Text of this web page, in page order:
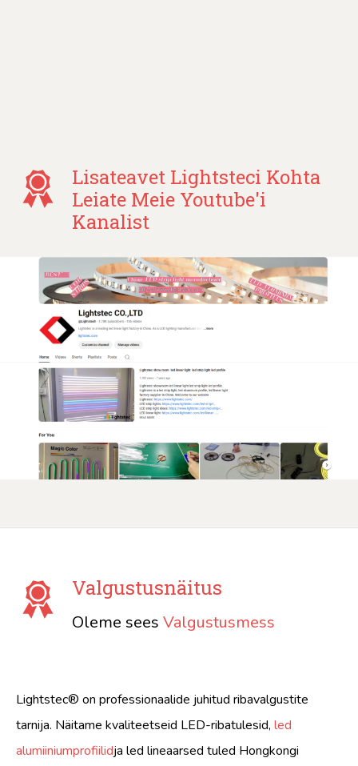
Lisateavet Lightsteci Kohta
Leiate Meie Youtube'i
Kanalist
Valgustusnäitus
Oleme sees Valgustusmess
Lightstec® on professionaalide juhitud ribavalgustite
tarnija. Näitame kvaliteetseid LED-ribatulesid, led
alumiiniumprofiilidja led lineaarsed tuled Hongkongi